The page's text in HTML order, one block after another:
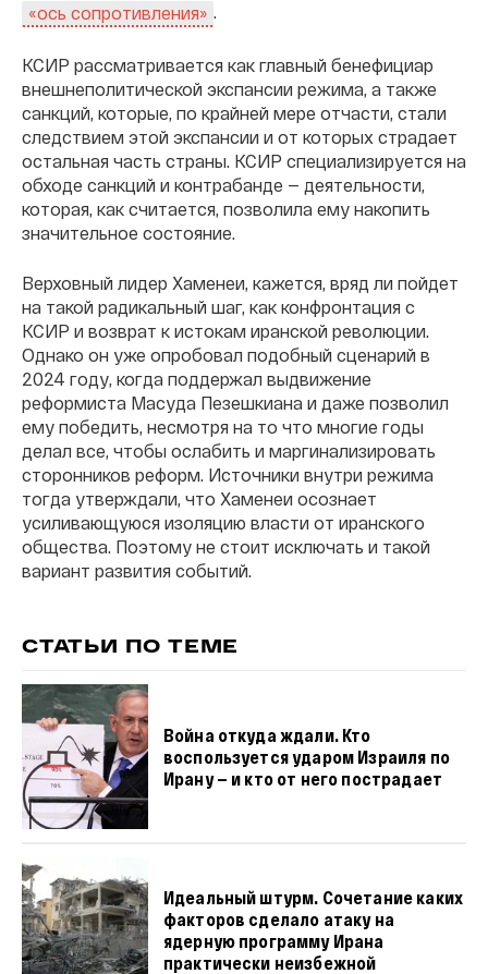
«ось сопротивления» .
КСИР рассматривается как главный бенефициар
внешнеполитической экспансии режима, а также
санкций, которые, по крайней мере отчасти, стали
следствием этой экспансии и от которых страдает
остальная часть страны. КСИР специализируется на
обходе санкций и контрабанде — деятельности,
которая, как считается, позволила ему накопить
значительное состояние.
Верховный лидер Хаменеи, кажется, вряд ли пойдет
на такой радикальный шаг, как конфронтация с
КСИР и возврат к истокам иранской революции.
Однако он уже опробовал подобный сценарий в
2024 году, когда поддержал выдвижение
реформиста Масуда Пезешкиана и даже позволил
ему победить, несмотря на то что многие годы
делал все, чтобы ослабить и маргинализировать
сторонников реформ. Источники внутри режима
тогда утверждали, что Хаменеи осознает
усиливающуюся изоляцию власти от иранского
общества. Поэтому не стоит исключать и такой
вариант развития событий.
СТАТЬИ ПО ТЕМЕ
Война откуда ждали. Кто
воспользуется ударом Израиля по
Ирану — и кто от него пострадает
Идеальный штурм. Сочетание каких
факторов сделало атаку на
ядерную программу Ирана
практически неизбежной